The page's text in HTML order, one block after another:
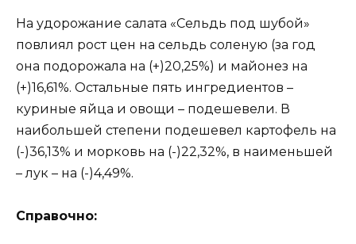
На удорожание салата «Сельдь под шубой»
повлиял рост цен на сельдь соленую (за год
она подорожала на (+)20,25%) и майонез на
(+)16,61%. Остальные пять ингредиентов –
куриные яйца и овощи – подешевели. В
наибольшей степени подешевел картофель на
(-)36,13% и морковь на (-)22,32%, в наименьшей
– лук – на (-)4,49%.
Справочно: